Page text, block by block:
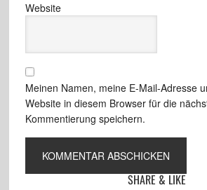
Website
Meinen Namen, meine E-Mail-Adresse
Website in diesem Browser für die
Kommentierung speichern.
SHARE & LIKE